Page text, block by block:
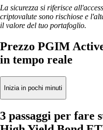
La sicurezza si riferisce
criptovalute sono rischiose e
il valore del tuo portafoglio.
Prezzo PGIM
in tempo reale
Inizia in pochi minuti
3 passaggi per fare